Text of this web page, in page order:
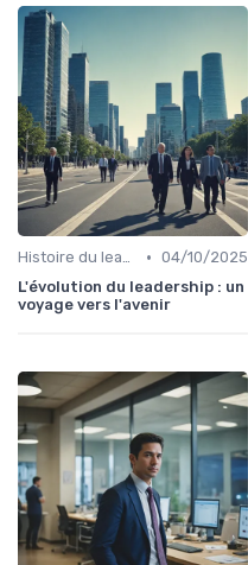
Histoire du leadership • 04/10/2025
L'évolution du leadership : un
voyage vers l'avenir